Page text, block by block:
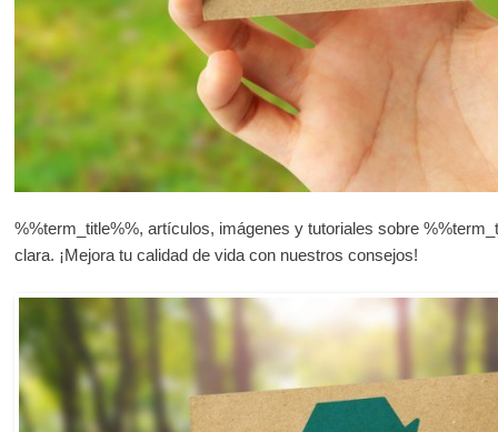
%%term_title%%, artículos, imágenes y tutoriales sobre
clara. ¡Mejora tu calidad de vida con nuestros consejos!